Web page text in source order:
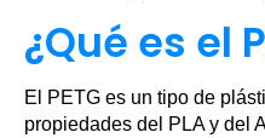
¿Qué es el
El PETG es un tipo de
propiedades del PLA y del